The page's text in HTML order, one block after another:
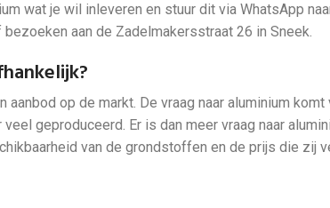
wat je wil inleveren en stuur dit via WhatsApp
bezoeken aan de Zadelmakersstraat 26 in Sneek.
op de markt. De vraag naar aluminium
geproduceerd. Er is dan meer vraag naar
van de grondstoffen en de prijs die zij